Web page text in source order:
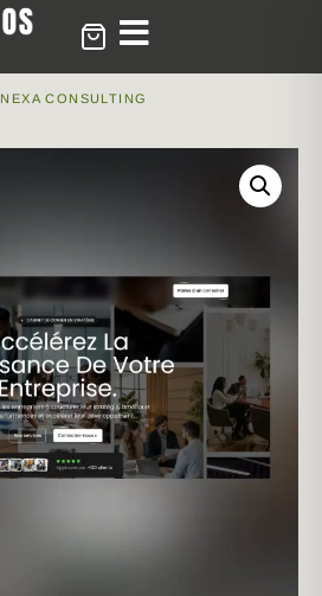
NEXA CONSULTING